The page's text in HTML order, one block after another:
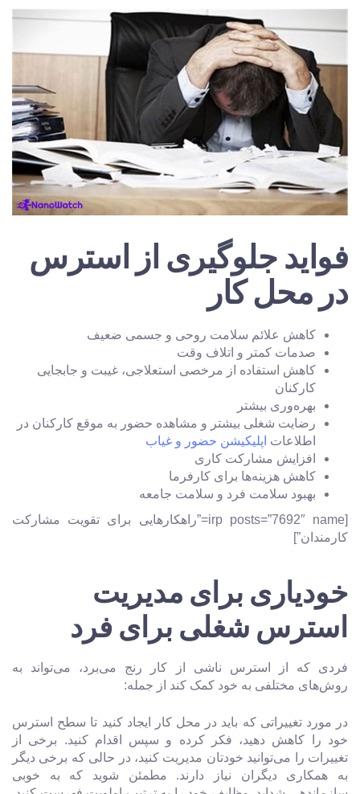
فواید جلوگیری از استرس
در محل کار
کاهش علائم سلامت روحی و جسمی ضعیف
صدمات کمتر و اتلاف وقت
کاهش استفاده از مرخصی استعلاجی، غیبت و جابجایی
کارکنان
بهره‌وری بیشتر
رضایت شغلی بیشتر و مشاهده حضور به موقع کارکنان در
اطلاعات اپلیکیشن حضور و غیاب
افزایش مشارکت کاری
کاهش هزینه‌ها برای کارفرما
بهبود سلامت فرد و سلامت جامعه
[irp posts=”7692″ name=”راهکارهایی برای تقویت مشارکت
کارمندان”]
خودیاری برای مدیریت
استرس شغلی برای فرد
فردی که از استرس ناشی از کار رنج می‌برد، می‌تواند به
روش‌های مختلفی به خود کمک کند از جمله:
در مورد تغییراتی که باید در محل کار ایجاد کنید تا سطح استرس
خود را کاهش دهید، فکر کرده و سپس اقدام کنید. برخی از
تغییرات را می‌توانید خودتان مدیریت کنید، در حالی که برخی دیگر
به همکاری دیگران نیاز دارند. مطمئن شوید که به خوبی